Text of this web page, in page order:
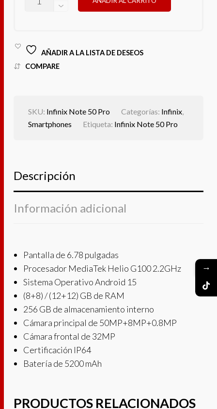
NOTE
AÑADIR A LA LISTA DE DESEOS
COMPARE
SKU: Infinix Note 50 Pro Categorías: Infinix,
Smartphones
Etiqueta: Infinix Note 50 Pro
Descripción
Información adicional
Pantalla de 6.78 pulgadas
Procesador MediaTek Helio G100 2.2GHz
Sistema Operativo Android 15
(8+8) / (12+12) GB de RAM
256 GB de almacenamiento interno
Cámara principal de 50MP+8MP+0.8MP
Cámara frontal de 32MP
Certificación IP64
Batería de 5200 mAh
PRODUCTOS RELACIONADOS
→